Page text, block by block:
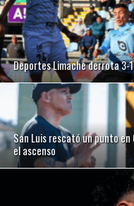
Deportes Limache derrota 3-
San Luis rescató un punto
el ascenso